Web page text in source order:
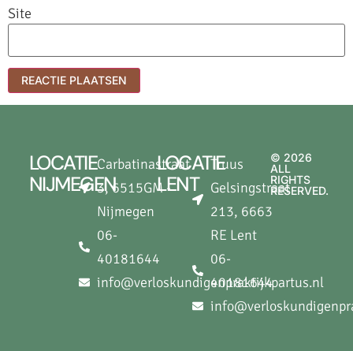
Site
LOCATIE
NIJMEGEN
Carbatinastraat
3, 6515GM -
Nijmegen
06-
40181644
info@verloskundigenpraktijkpartus.nl
LOCATIE
LENT
Truus
Gelsingstraat
213, 6663
RE Lent
06-
40181644
© 2026
ALL
RIGHTS
RESERVED.